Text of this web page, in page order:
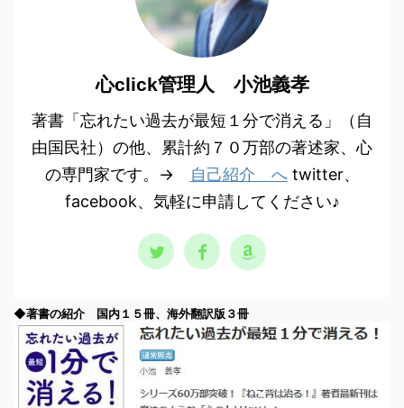
心click管理人 小池義孝
著書「忘れたい過去が最短１分で消える」（自
由国民社）の他、累計約７０万部の著述家、心
の専門家です。→
自己紹介 へtwitter、
facebook、気軽に申請してください♪
◆著書の紹介 国内１５冊、海外翻訳版３冊